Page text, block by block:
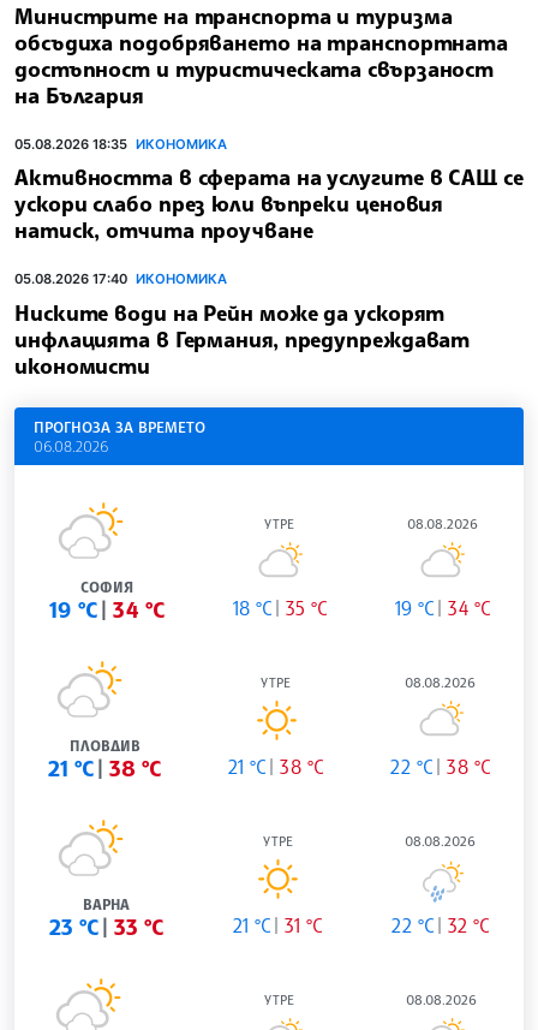
Министрите на транспорта и туризма
обсъдиха подобряването на транспортната
достъпност и туристическата свързаност
на България
05.08.2026 18:35 ИКОНОМИКА
Активността в сферата на услугите в САЩ се
ускори слабо през юли въпреки ценовия
натиск, отчита проучване
05.08.2026 17:40 ИКОНОМИКА
Ниските води на Рейн може да ускорят
инфлацията в Германия, предупреждават
икономисти
ПРОГНОЗА ЗА ВРЕМЕТО
06.08.2026
СОФИЯ
19 °C 34 °C
УТРЕ
18 °C 35 °C
08.08.2026
19 °C 34 °C
ПЛОВДИВ
21 °C 38 °C
УТРЕ
21 °C 38 °C
08.08.2026
22 °C 38 °C
ВАРНА
23 °C 33 °C
УТРЕ
21 °C 31 °C
08.08.2026
22 °C 32 °C
УТРЕ 08.08.2026